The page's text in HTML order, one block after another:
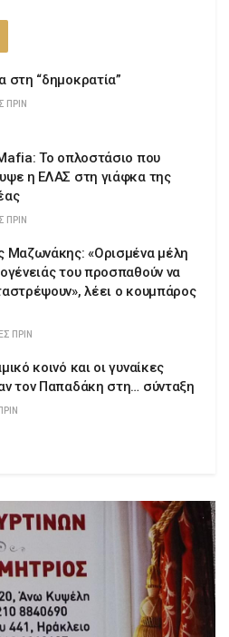
στη “δημοκρατία”
ΠΡΙΝ
Το οπλοστάσιο που
η ΕΛΑΣ στη γιάφκα της
ΠΡΙΝ
Μαζωνάκης: «Ορισμένα μέλη
του προσπαθούν να
λέει ο κουμπάρος
ΠΡΙΝ
κοινό και οι γυναίκες
τον Παπαδάκη στη… σύνταξη